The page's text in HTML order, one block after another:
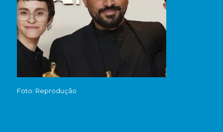
Foto: Reprodução